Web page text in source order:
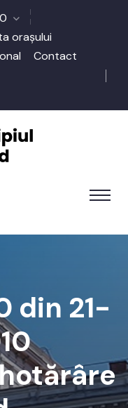
orașului
Contact
din 21-